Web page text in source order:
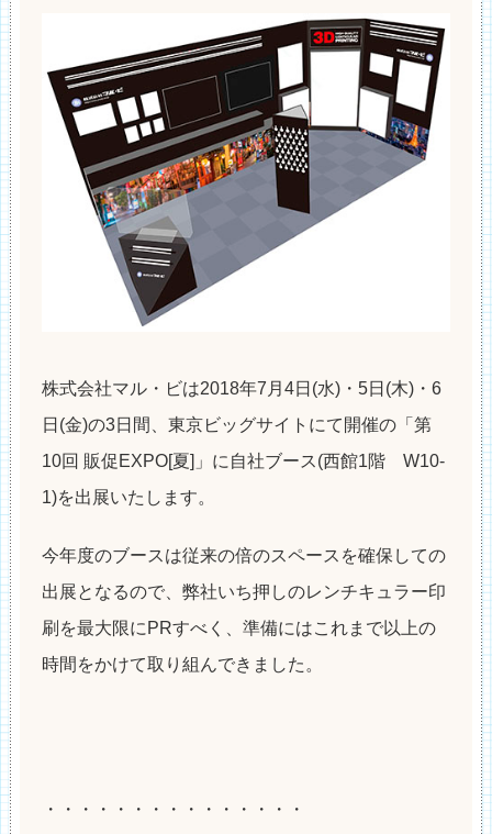
株式会社マル・ビは2018年7月4日(水)・5日(木)・6
日(金)の3日間、東京ビッグサイトにて開催の「第
10回 販促EXPO[夏]」に自社ブース(西館1階 W10-
1)を出展いたします。
今年度のブースは従来の倍のスペースを確保しての
出展となるので、弊社いち押しのレンチキュラー印
刷を最大限にPRすべく、準備にはこれまで以上の
時間をかけて取り組んできました。
・・・・・・・・・・・・・・・